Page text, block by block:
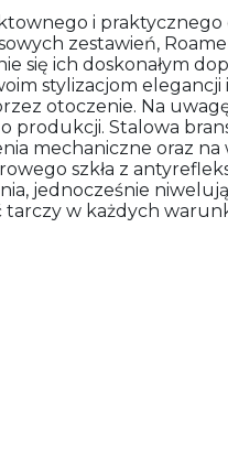
i
zestawień,
się ich doskonałym
stylizacjom elegancji
otoczenie. Na
produkcji. Stalowa
mechaniczne oraz na
szkła z
jednocześnie
tarczy w każdych